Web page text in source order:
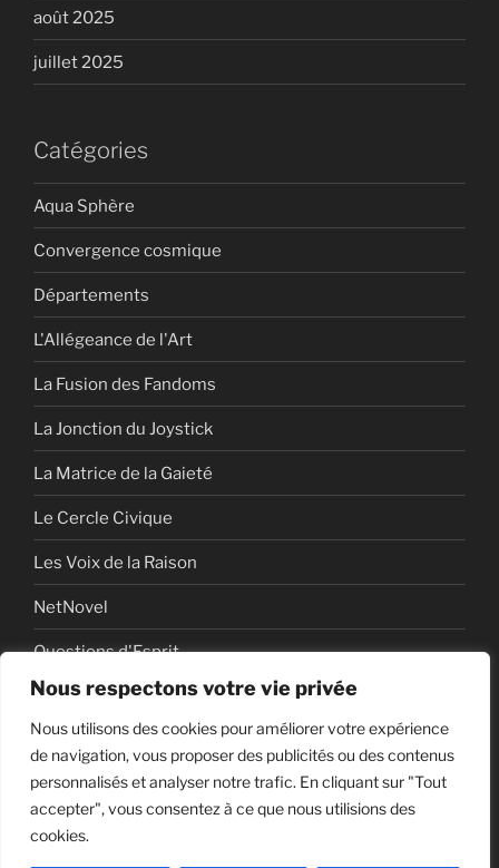
Nous respectons votre vie privée
Nous utilisons des cookies pour améliorer votre expérience
de navigation, vous proposer des publicités ou des contenus
personnalisés et analyser notre trafic. En cliquant sur "Tout
accepter", vous consentez à ce que nous utilisions des
cookies.
août 2025
juillet 2025
Catégories
Aqua Sphère
Convergence cosmique
Départements
L'Allégeance de l'Art
La Fusion des Fandoms
La Jonction du Joystick
La Matrice de la Gaieté
Le Cercle Civique
Les Voix de la Raison
NetNovel
Questions d'Esprit
Série
Série vidéo